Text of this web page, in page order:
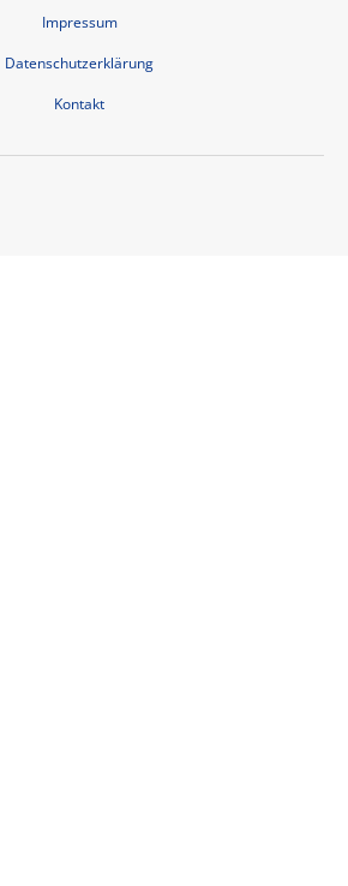
Impressum
Datenschutzerklärung
Kontakt